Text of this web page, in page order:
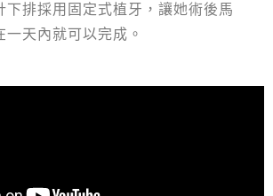
下排採用固定式植牙，讓她術後馬
一天內就可以完成。